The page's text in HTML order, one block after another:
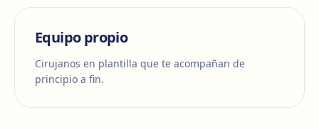
Equipo propio
Cirujanos en plantilla que te acompañan de
principio a fin.